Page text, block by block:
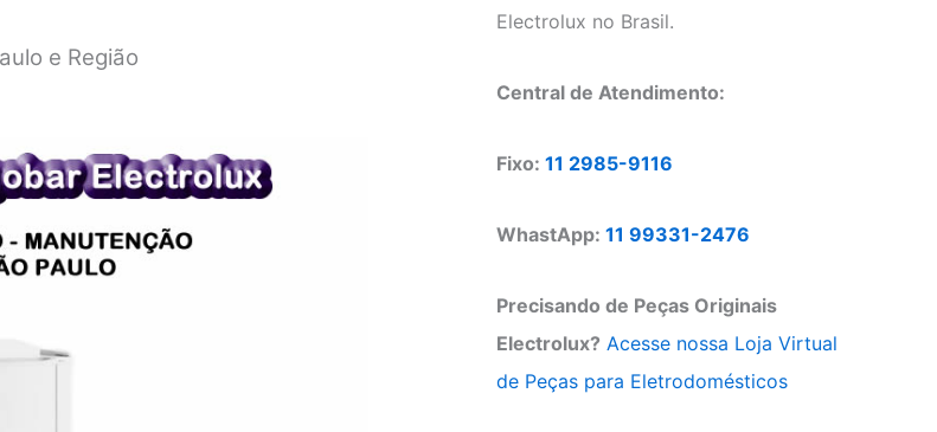
e Região
Electrolux no Brasil.
Central de Atendimento:
Fixo: 11 2985-9116
WhastApp: 11 99331-2476
Precisando de Peças Originais
Electrolux? Acesse nossa Loja Virtual
de Peças para Eletrodomésticos